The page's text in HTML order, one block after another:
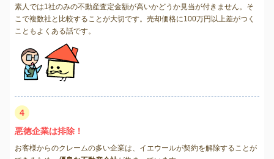
素人では1社のみの不動産査定金額が高いかどうか見当が付きません。そ
こで複数社と比較することが大切です。売却価格に100万円以上差がつく
こともよくある話です。
4
悪徳企業は排除！
お客様からのクレームの多い企業は、イエウールが契約を解除することが